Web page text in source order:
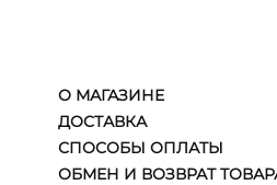
О МАГАЗИНЕ
ДОСТАВКА
СПОСОБЫ ОПЛАТЫ
ОБМЕН И ВОЗВРАТ